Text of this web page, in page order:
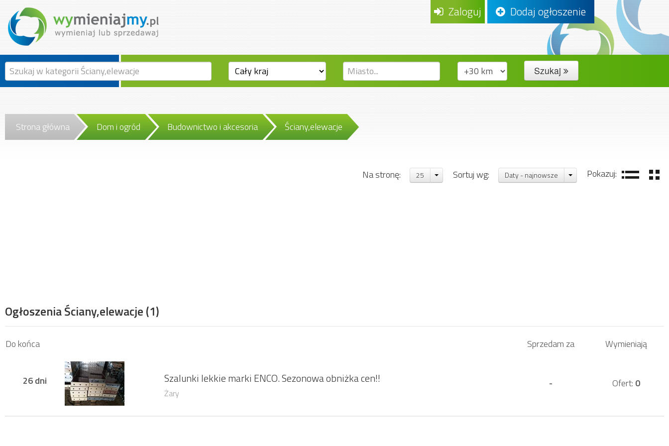
Zaloguj Dodaj ogłoszenie
Szukaj
Strona główna Dom i ogród Budownictwo i akcesoria Ściany,elewacje
Ogłoszenia Ściany,elewacje(1)
Pokazuj:
Sortuj wg: Daty - najnowsze
Na stronę: 25
Do końca Sprzedam za Wymieniają
26 dni Szalunki lekkie marki ENCO. Sezonowa obniżka cen!!
Żary
- Ofert: 0